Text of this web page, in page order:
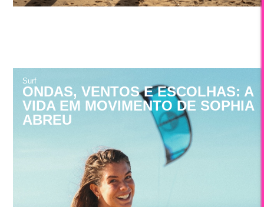
Surf
ONDAS, VENTOS E ESCOLHAS: A
VIDA EM MOVIMENTO DE SOPHIA
ABREU